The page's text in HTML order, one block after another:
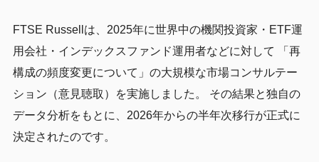
FTSE Russellは、2025年に世界中の機関投資家・ETF運
用会社・インデックスファンド運用者などに対して 「再
構成の頻度変更について」の大規模な市場コンサルテー
ション（意見聴取）を実施しました。 その結果と独自の
データ分析をもとに、2026年からの半年次移行が正式に
決定されたのです。